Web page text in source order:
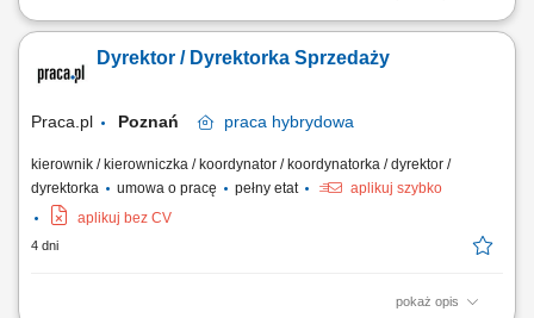
Twoja misja, czyli czym będziesz się zajmować: Partnerstwo na lata:
Utrzymujemy najwyższe standardy, ale stawiamy na partnerski model
współpracy. Rozwój biznesu: Drive'owanie sprzedaży produktów BETA
Dyrektor / Dyrektorka Sprzedaży
Praca.pl Poznań praca hybrydowa
kierownik / kierowniczka / koordynator / koordynatorka / dyrektor /
dyrektorka
umowa o pracę pełny etat
aplikuj szybko
aplikuj bez CV
4 dni
pokaż opis